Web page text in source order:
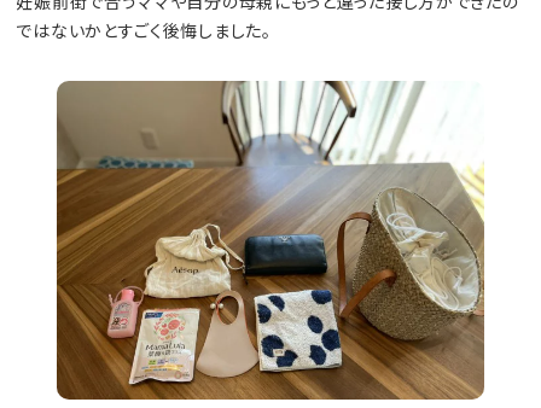
ではないかとすごく後悔しました。